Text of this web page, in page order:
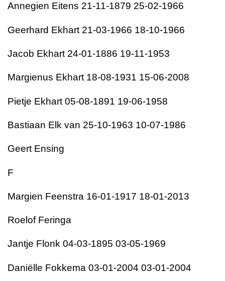
Annegien Eitens 21-11-1879 25-02-1966
Geerhard Ekhart 21-03-1966 18-10-1966
Jacob Ekhart 24-01-1886 19-11-1953
Margienus Ekhart 18-08-1931 15-06-2008
Pietje Ekhart 05-08-1891 19-06-1958
Bastiaan Elk van 25-10-1963 10-07-1986
Geert Ensing
F
Margien Feenstra 16-01-1917 18-01-2013
Roelof Feringa
Jantje Flonk 04-03-1895 03-05-1969
Daniëlle Fokkema 03-01-2004 03-01-2004